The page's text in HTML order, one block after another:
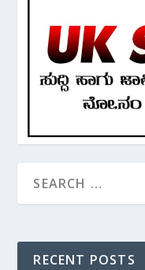
RECENT POSTS